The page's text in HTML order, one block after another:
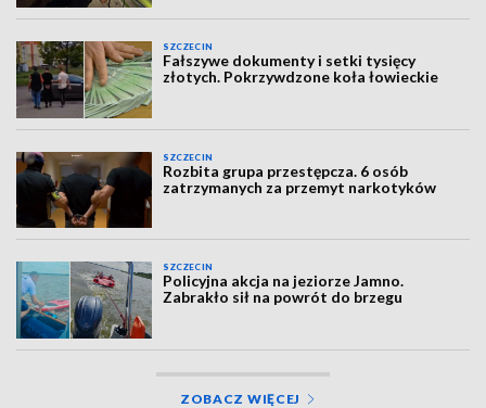
SZCZECIN
Fałszywe dokumenty i setki tysięcy
złotych. Pokrzywdzone koła łowieckie
SZCZECIN
Rozbita grupa przestępcza. 6 osób
zatrzymanych za przemyt narkotyków
SZCZECIN
Policyjna akcja na jeziorze Jamno.
Zabrakło sił na powrót do brzegu
ZOBACZ WIĘCEJ